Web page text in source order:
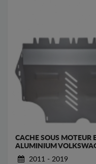
CACHE SOUS MOTEUR
ALUMINIUM
2011 - 2019